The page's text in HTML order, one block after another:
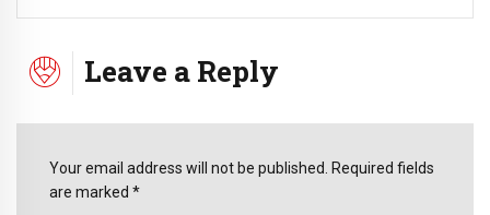
Leave a Reply
Your email address will not be published. Required fields
are marked *